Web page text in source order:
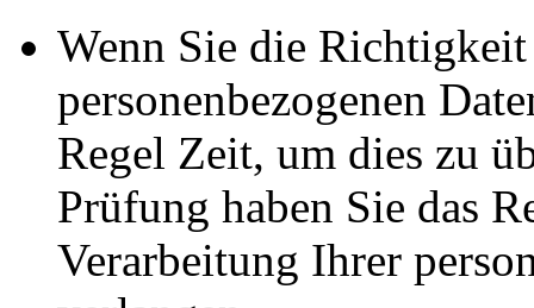
Wenn Sie die
personenbezogenen
Regel Zeit, um dies zu
Prüfung haben Sie das
Verarbeitung Ihrer